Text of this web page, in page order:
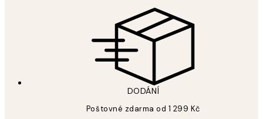
DODÁNÍ
Poštovné zdarma od 1 299 Kč